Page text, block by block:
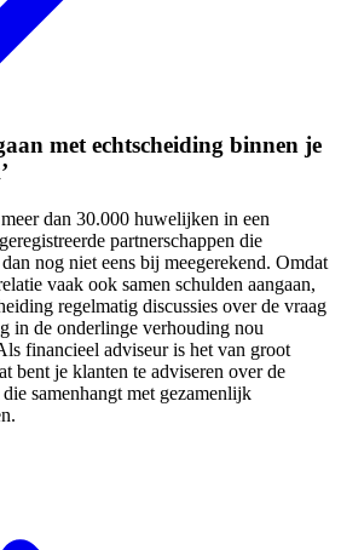
met echtscheiding binnen je
dan 30.000 huwelijken in een
partnerschappen die
nog niet eens bij meegerekend. Omdat
vaak ook samen schulden aangaan,
regelmatig discussies over de vraag
in de onderlinge verhouding nou
financieel adviseur is het van groot
bent je klanten te adviseren over de
samenhangt met gezamenlijk